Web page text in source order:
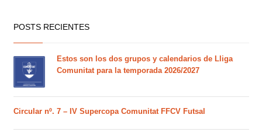
POSTS RECIENTES
Estos son los dos grupos y calendarios de Lliga
Comunitat para la temporada 2026/2027
Circular nº. 7 – IV Supercopa Comunitat FFCV Futsal